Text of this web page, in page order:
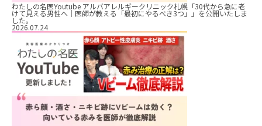
わたしの名医Youtube アルバアレルギークリニック札幌「30代から急に老
けて見える男性へ｜医師が教える「最初にやるべき3つ」」を公開いたしま
した。
2026.07.24